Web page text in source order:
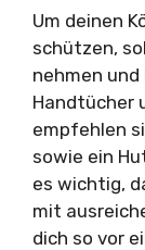
Um deinen
schützen,
nehmen
Handtücher
empfehlen
sowie ein
es wichtig,
mit
dich so vor